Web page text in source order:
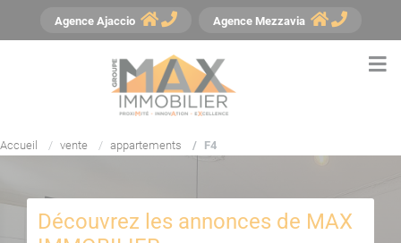
Agence Ajaccio Agence Mezzavia
Accueil vente appartements F4
Découvrez les annonces de MAX
Panneau de gestion des cookies